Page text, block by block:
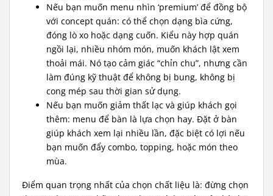
Nếu bạn muốn menu nhìn ‘premium’ để đồng bộ
với concept quán: có thể chọn dạng bìa cứng,
đóng lò xo hoặc dạng cuốn. Kiểu này hợp quán
ngồi lại, nhiều nhóm món, muốn khách lật xem
thoải mái. Nó tạo cảm giác “chỉn chu”, nhưng cần
làm đúng kỹ thuật để không bị bung, không bị
cong mép sau thời gian sử dụng.
Nếu bạn muốn giảm thất lạc và giúp khách gọi
thêm: menu để bàn là lựa chọn hay. Đặt ở bàn
giúp khách xem lại nhiều lần, đặc biệt có lợi nếu
bạn muốn đẩy combo, topping, hoặc món theo
mùa.
Điểm quan trọng nhất của chọn chất liệu là: đừng chọn